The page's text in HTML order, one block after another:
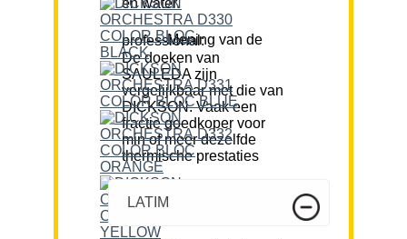
Mening van de professional:
De doeken van
SAULEDA zijn
vergelijkbaar met die van
DICKSON. Vaak een
fractie goedkoper voor
min of meer dezelfde
thermische prestaties
LATIM